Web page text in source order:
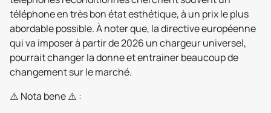
téléphone en très bon état esthétique, à un prix le plus
abordable possible. À noter que, la directive européenne
qui va imposer à partir de 2026 un chargeur universel,
pourrait changer la donne et entrainer beaucoup de
changement sur le marché.
⚠️ Nota bene ⚠️ :